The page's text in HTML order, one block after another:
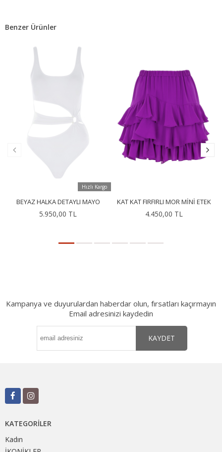
Benzer Ürünler
Hızlı Kargo
BEYAZ HALKA DETAYLI MAYO
5.950,00 TL
KAT KAT FIRFIRLI MOR MINI ETEK
4.450,00 TL
Kampanya ve duyurulardan haberdar olun, fırsatları kaçırmayın
Email adresinizi kaydedin
KAYDET
KATEGORILER
Kadın